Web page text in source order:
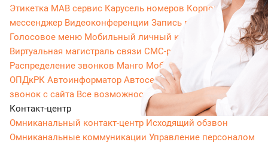
Этикетка МАВ сервис Карусель номеров Корпоративный
мессенджер Видеоконференции Запись разговоров
Голосовое меню Мобильный личный кабинет
Виртуальная магистраль связи СМС-рассылки
Распределение звонков Манго Мобайл
ОПДкРК Автоинформатор Автосекретарь
Обратный
звонок с сайта Все возможности ВАТС
Контакт-центр
Омниканальный контакт-центр Исходящий обзвон
Омниканальные коммуникации Управление персоналом